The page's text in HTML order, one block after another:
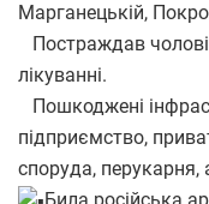
Марганецькій,
Постраждав
лікуванні.
Пошкоджені
підприємство,
споруда, перукарня,